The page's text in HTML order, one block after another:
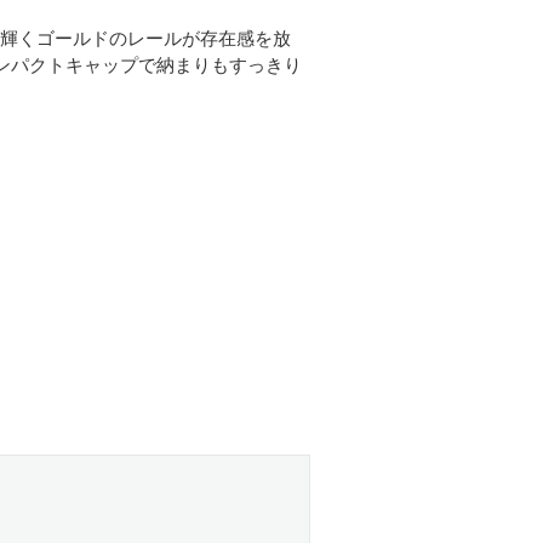
くゴールドのレールが存在感を放
クトキャップで納まりもすっきり